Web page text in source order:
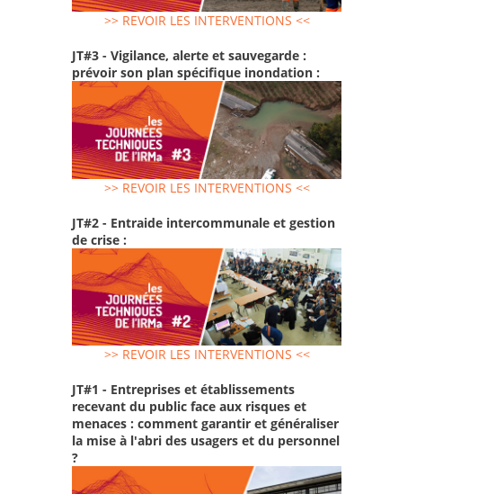
>> REVOIR LES INTERVENTIONS <<
JT#3 - Vigilance, alerte et sauvegarde :
prévoir son plan spécifique inondation :
>> REVOIR LES INTERVENTIONS <<
JT#2 - Entraide intercommunale et gestion
de crise :
>> REVOIR LES INTERVENTIONS <<
JT#1 - Entreprises et établissements
recevant du public face aux risques et
menaces : comment garantir et généraliser
la mise à l'abri des usagers et du personnel
?